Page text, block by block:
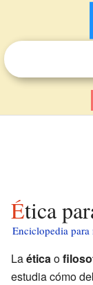
Ética
Enciclopedia para
Laéticao
estudia cómo